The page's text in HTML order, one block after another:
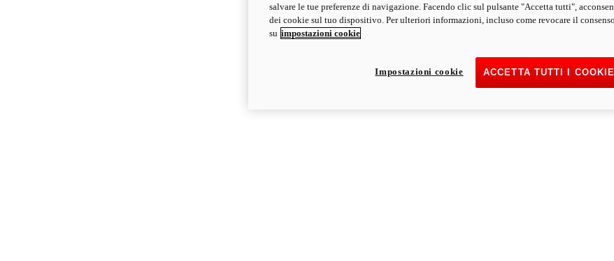
salvare le tue preferenze di navigazione. Facendo clic sul pulsante "Accetta tutti",
dei cookie sul tuo dispositivo. Per ulteriori informazioni, incluso come revocare il
su impostazioni cookie
ACCETTA TUTTI I COOKIE
Impostazioni cookie